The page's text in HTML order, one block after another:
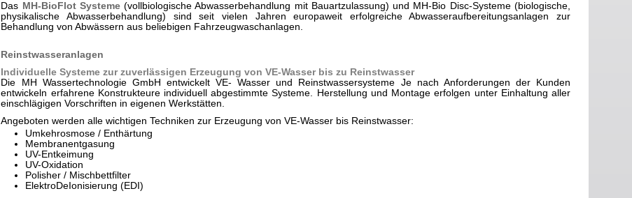
Das MH-BioFlot Systeme (vollbiologische Abwasserbehandlung mit Bauartzulassung) und MH-Bio Disc-Systeme (biologische,
physikalische Abwasserbehandlung) sind seit vielen Jahren europaweit erfolgreiche Abwasseraufbereitungsanlagen zur
Behandlung von Abwässern aus beliebigen Fahrzeugwaschanlagen.
Reinstwasseranlagen
Individuelle Systeme zur zuverlässigen Erzeugung von VE-Wasser bis zu Reinstwasser
Die MH Wassertechnologie GmbH entwickelt VE- Wasser und Reinstwassersysteme Je nach Anforderungen der Kunden
entwickeln erfahrene Konstrukteure individuell abgestimmte Systeme. Herstellung und Montage erfolgen unter Einhaltung aller
einschlägigen Vorschriften in eigenen Werkstätten.
Angeboten werden alle wichtigen Techniken zur Erzeugung von VE-Wasser bis Reinstwasser:
Umkehrosmose / Enthärtung
Membranentgasung
UV-Entkeimung
UV-Oxidation
Polisher / Mischbettfilter
ElektroDeIonisierung (EDI)